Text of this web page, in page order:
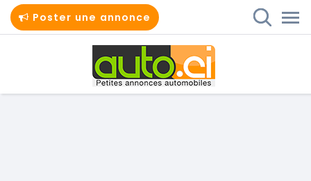
Poster une annonce